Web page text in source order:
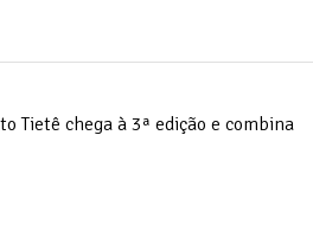
Tietê chega à 3ª edição e combina